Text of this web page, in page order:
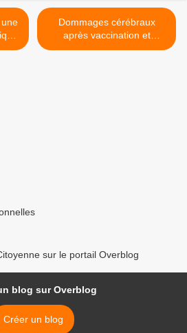
Dommages cérébraux
après vaccination et
maman accusée à tort de
sur le portail Overblog
blog sur Overblog
Créer un blog